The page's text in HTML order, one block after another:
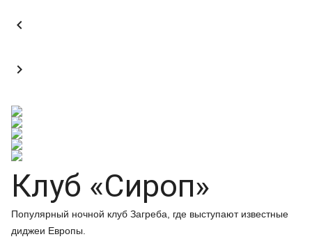


Клуб «Сироп»
Популярный ночной клуб Загреба, где выступают известные
диджеи Европы.